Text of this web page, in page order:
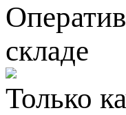
складе
Только